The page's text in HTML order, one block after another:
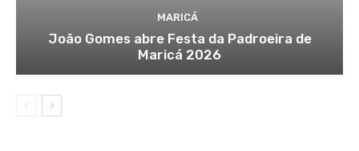
MARICÁ
João Gomes abre Festa da Padroeira de
Maricá 2026